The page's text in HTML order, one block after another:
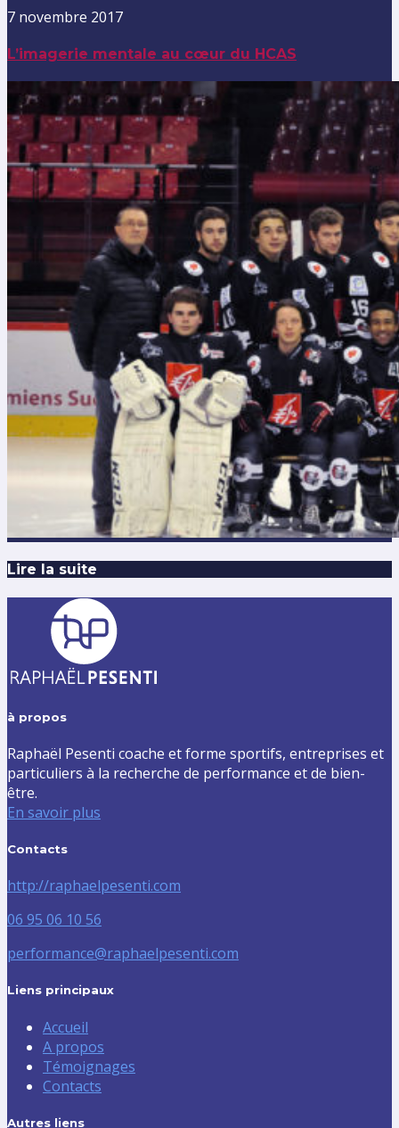
7 novembre 2017
L’imagerie mentale au cœur du HCAS
Lire la suite
à propos
Raphaël Pesenti coache et forme sportifs, entreprises et
particuliers à la recherche de performance et de bien-
être.
En savoir plus
Contacts
http://raphaelpesenti.com
06 95 06 10 56
performance@raphaelpesenti.com
Liens principaux
Accueil
A propos
Témoignages
Contacts
Autres liens